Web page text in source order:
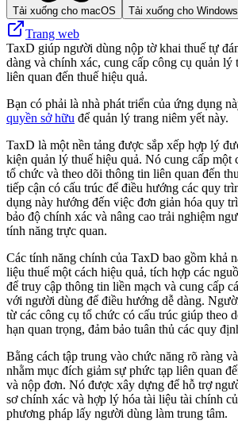
Tải xuống cho macOS Tải xuống cho Windows
Trang web
TaxD giúp người dùng nộp tờ khai thuế tự
dàng và chính xác, cung cấp công cụ quản lý
liên quan đến thuế hiệu quả.
Bạn có phải là nhà phát triển của ứng dụng
quyền sở hữu để quản lý trang niêm yết này.
TaxD là một nền tảng được sắp xếp hợp lý
kiện quản lý thuế hiệu quả. Nó cung cấp một
tổ chức và theo dõi thông tin liên quan đến
tiếp cận có cấu trúc để điều hướng các quy
dụng này hướng đến việc đơn giản hóa quy
bảo độ chính xác và nâng cao trải nghiệm
tính năng trực quan.
Các tính năng chính của TaxD bao gồm khả
liệu thuế một cách hiệu quả, tích hợp các
để truy cập thông tin liền mạch và cung cấp
với người dùng để điều hướng dễ dàng.
từ các công cụ tổ chức có cấu trúc giúp theo
hạn quan trọng, đảm bảo tuân thủ các quy
Bằng cách tập trung vào chức năng rõ ràng
nhằm mục đích giảm sự phức tạp liên quan
và nộp đơn. Nó được xây dựng để hỗ trợ
sơ chính xác và hợp lý hóa tài liệu tài chính
phương pháp lấy người dùng làm trung tâm.